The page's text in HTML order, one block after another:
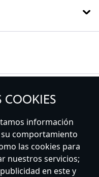
COOKIES
información
comportamiento
las cookies para
nuestros servicios;
en este y